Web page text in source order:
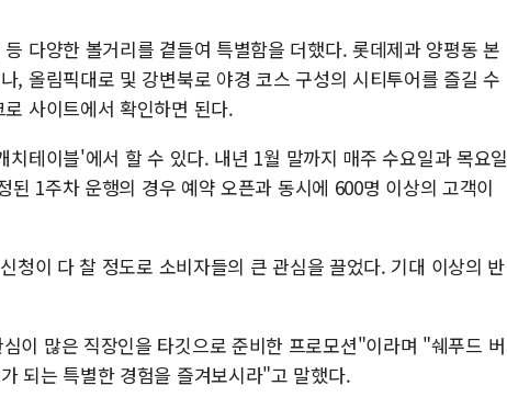
다양한 볼거리를 곁들여 특별함을 더했다. 롯데제과 양평동 본
, 올림픽대로 및 강변북로 야경 코스 구성의 시티투어를 즐길 수
사이트에서 확인하면 된다.
테이블'에서 할 수 있다. 내년 1월 말까지 매주 수요일과 목요일
된 1주차 운행의 경우 예약 오픈과 동시에 600명 이상의 고객이
청이 다 찰 정도로 소비자들의 큰 관심을 끌었다. 기대 이상의 반
이 많은 직장인을 타깃으로 준비한 프로모션"이라며 "쉐푸드 버
되는 특별한 경험을 즐겨보시라"고 말했다.